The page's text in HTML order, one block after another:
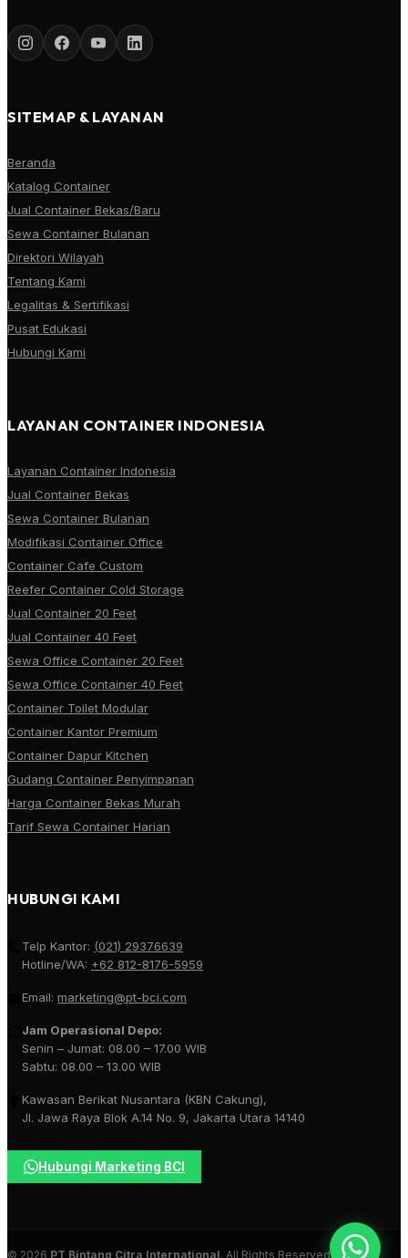
SITEMAP & LAYANAN
Beranda
Katalog Container
Jual Container Bekas/Baru
Sewa Container Bulanan
Direktori Wilayah
Tentang Kami
Legalitas & Sertifikasi
Pusat Edukasi
Hubungi Kami
LAYANAN CONTAINER INDONESIA
Layanan Container Indonesia
Jual Container Bekas
Sewa Container Bulanan
Modifikasi Container Office
Container Cafe Custom
Reefer Container Cold Storage
Jual Container 20 Feet
Jual Container 40 Feet
Sewa Office Container 20 Feet
Sewa Office Container 40 Feet
Container Toilet Modular
Container Kantor Premium
Container Dapur Kitchen
Gudang Container Penyimpanan
Harga Container Bekas Murah
Tarif Sewa Container Harian
HUBUNGI KAMI
Telp Kantor: (021) 29376639
Hotline/WA: +62 812-8176-5959
Email: marketing@pt-bci.com
Jam Operasional Depo:
Senin – Jumat: 08.00 – 17.00 WIB
Sabtu: 08.00 – 13.00 WIB
Kawasan Berikat Nusantara (KBN Cakung),
Jl. Jawa Raya Blok A.14 No. 9, Jakarta Utara 14140
Hubungi Marketing BCI
© 2026 PT Bintang Citra International. All Rights Reserved.